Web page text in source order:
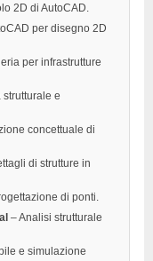
2D di AutoCAD.
per disegno 2D
per infrastrutture
e
concettuale di
di strutture in
di ponti.
– Analisi strutturale
e simulazione